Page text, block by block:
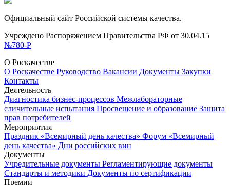
Официальный сайт Российской системы качества.
Учреждено Распоряжением Правительства РФ от 30.04.15
№780-Р
О Роскачестве
О Роскачестве Руководство Вакансии Документы Закупки
Контакты
Деятельность
Диагностика бизнес-процессов Межлабораторные
сличительные испытания Просвещение и образование Защита
прав потребителей
Мероприятия
Праздник «Всемирный день качества» Форум «Всемирный
день качества» Дни российских вин
Документы
Учредительные документы Регламентирующие документы
Стандарты и методики Документы по сертификации
Премии